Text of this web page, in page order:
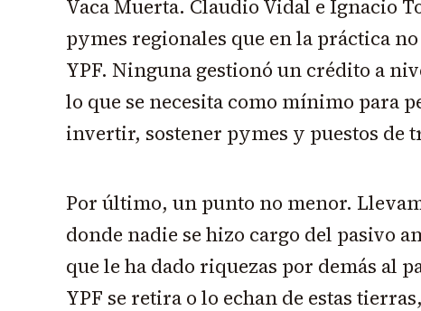
Vaca Muerta. Claudio Vidal e Ignacio
pymes regionales que en la práctica
YPF. Ninguna gestionó un crédito a
lo que se necesita como mínimo para
invertir, sostener pymes y puestos de
Por último, un punto no menor.
donde nadie se hizo cargo del pasivo
que le ha dado riquezas por demás al
YPF se retira o lo echan de estas